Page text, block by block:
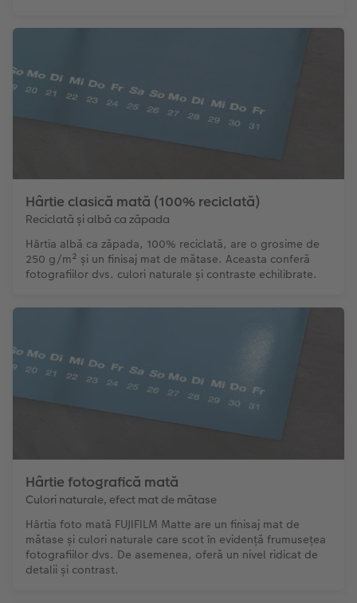
Hârtie clasică mată (100% reciclată)
Reciclată și albă ca zăpada
Hârtia albă ca zăpada, 100% reciclată, are o grosime de
250 g/m² și un finisaj mat de mătase. Aceasta conferă
fotografiilor dvs. culori naturale și contraste echilibrate.
Hârtie fotografică mată
Culori naturale, efect mat de mătase
Hârtia foto mată FUJIFILM Matte are un finisaj mat de
mătase și culori naturale care scot în evidență frumusețea
fotografiilor dvs. De asemenea, oferă un nivel ridicat de
detalii și contrast.